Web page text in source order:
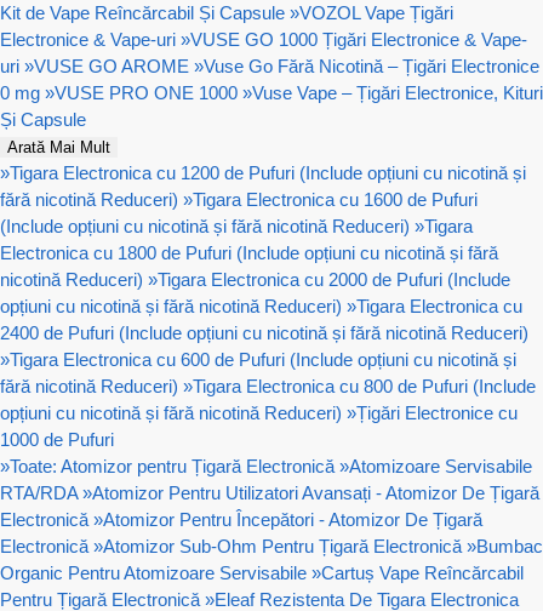
Kit de Vape Reîncărcabil Și Capsule »VOZOL Vape Țigări
Electronice & Vape-uri »VUSE GO 1000 Țigări Electronice & Vape-
uri »VUSE GO AROME »Vuse Go Fără Nicotină – Țigări Electronice
0 mg »VUSE PRO ONE 1000 »Vuse Vape – Țigări Electronice, Kituri
Și Capsule
Arată Mai Mult
»Tigara Electronica cu 1200 de Pufuri (Include opțiuni cu nicotină și
fără nicotină Reduceri) »Tigara Electronica cu 1600 de Pufuri
(Include opțiuni cu nicotină și fără nicotină Reduceri) »Tigara
Electronica cu 1800 de Pufuri (Include opțiuni cu nicotină și fără
nicotină Reduceri) »Tigara Electronica cu 2000 de Pufuri (Include
opțiuni cu nicotină și fără nicotină Reduceri) »Tigara Electronica cu
2400 de Pufuri (Include opțiuni cu nicotină și fără nicotină Reduceri)
»Tigara Electronica cu 600 de Pufuri (Include opțiuni cu nicotină și
fără nicotină Reduceri) »Tigara Electronica cu 800 de Pufuri (Include
opțiuni cu nicotină și fără nicotină Reduceri) »Țigări Electronice cu
1000 de Pufuri
»Toate: Atomizor pentru Țigară Electronică »Atomizoare Servisabile
RTA/RDA »Atomizor Pentru Utilizatori Avansați - Atomizor De Țigară
Electronică »Atomizor Pentru Începători - Atomizor De Țigară
Electronică »Atomizor Sub-Ohm Pentru Țigară Electronică »Bumbac
Organic Pentru Atomizoare Servisabile »Cartuș Vape Reîncărcabil
Pentru Țigară Electronică »Eleaf Rezistenta De Tigara Electronica